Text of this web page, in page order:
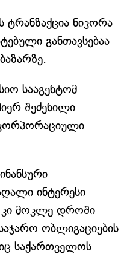
ტრანზაქცია ნიკორა
განთავსებაა
სააგენტომ
შეძენილი
ინტერესი
კი მოკლე დროში
ობლიგაციების
საქართველოს